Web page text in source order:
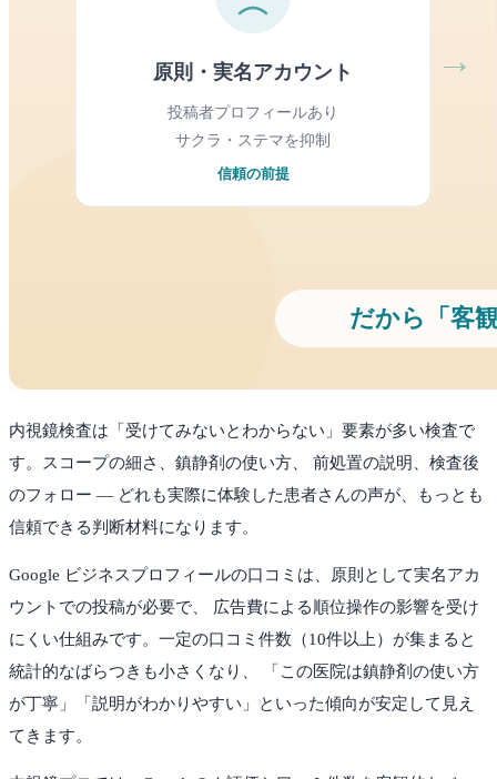
内視鏡検査は「受けてみないとわからない」要素が多い検査で
す。スコープの細さ、鎮静剤の使い方、 前処置の説明、検査後
のフォロー — どれも実際に体験した患者さんの声が、もっとも
信頼できる判断材料になります。
Google ビジネスプロフィールの口コミは、原則として実名アカ
ウントでの投稿が必要で、 広告費による順位操作の影響を受け
にくい仕組みです。一定の口コミ件数（10件以上）が集まると
統計的なばらつきも小さくなり、 「この医院は鎮静剤の使い方
が丁寧」「説明がわかりやすい」といった傾向が安定して見え
てきます。